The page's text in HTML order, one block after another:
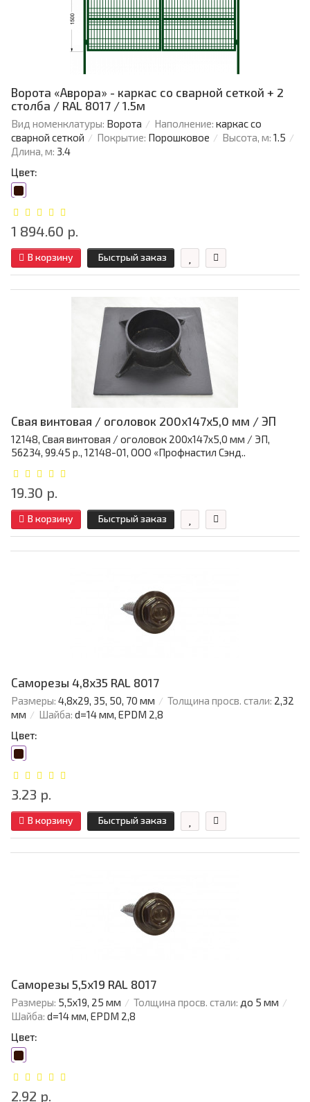
Ворота «Аврора» - каркас со сварной сеткой + 2
столба / RAL 8017 / 1.5м
Вид номенклатуры: Ворота Наполнение: каркас со
сварной сеткой
Покрытие: Порошковое Высота, м: 1.5
Длина, м: 3.4
Цвет:
1 894.60 р.
В корзину Быстрый заказ
Свая винтовая / оголовок 200x147x5,0 мм / ЭП
12148, Свая винтовая / оголовок 200x147x5,0 мм / ЭП,
56234, 99.45 р., 12148-01, ООО «Профнастил Сэнд..
19.30 р.
В корзину Быстрый заказ
Саморезы 4,8х35 RAL 8017
Размеры: 4,8х29, 35, 50, 70 мм Толщина просв. стали: 2,32
мм
Шайба: d=14 мм, EPDM 2,8
Цвет:
3.23 р.
В корзину Быстрый заказ
Саморезы 5,5х19 RAL 8017
Размеры: 5,5х19, 25 мм Толщина просв. стали: до 5 мм
Шайба: d=14 мм, EPDM 2,8
Цвет:
2.92 р.